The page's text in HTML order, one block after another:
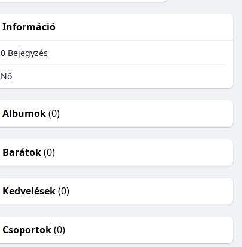
Információ
0 Bejegyzés
Nő
Albumok(0)
Barátok(0)
Kedvelések(0)
Csoportok(0)